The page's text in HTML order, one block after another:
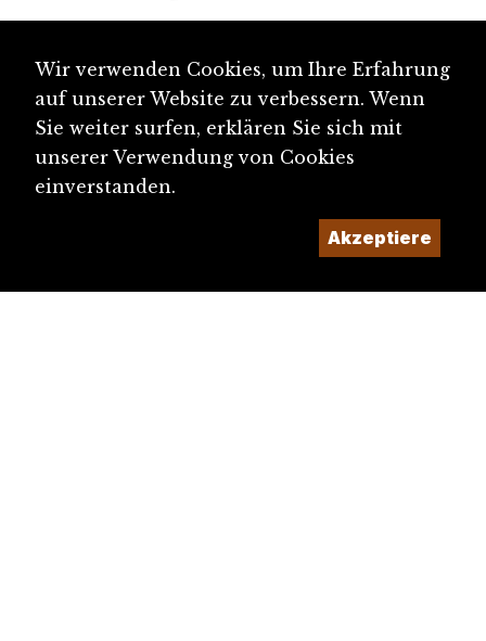
Wir verwenden Cookies, um Ihre Erfahrung
auf unserer Website zu verbessern. Wenn
Sie weiter surfen, erklären Sie sich mit
unserer Verwendung von Cookies
einverstanden.
Akzeptiere